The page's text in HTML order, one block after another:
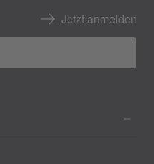
Jetzt anmelden